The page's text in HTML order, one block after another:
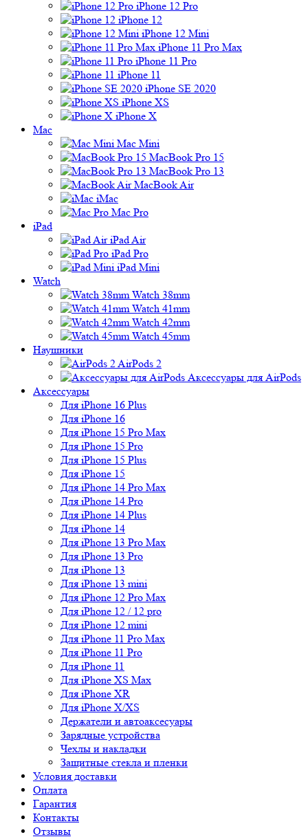
iPhone 12 Pro
iPhone 12
iPhone 12 Mini
iPhone 11 Pro Max
iPhone 11 Pro
iPhone 11
iPhone SE 2020
iPhone XS
iPhone X
Mac
Mac Mini
MacBook Pro 15
MacBook Pro 13
MacBook Air
iMac
Mac Pro
iPad
iPad Air
iPad Pro
iPad Mini
Watch
Watch 38mm
Watch 41mm
Watch 42mm
Watch 45mm
Наушники
AirPods 2
Аксессуары для AirPods
Аксессуары
Для iPhone 16 Plus
Для iPhone 16
Для iPhone 15 Pro Max
Для iPhone 15 Pro
Для iPhone 15 Plus
Для iPhone 15
Для iPhone 14 Pro Max
Для iPhone 14 Pro
Для iPhone 14 Plus
Для iPhone 14
Для iPhone 13 Pro Max
Для iPhone 13 Pro
Для iPhone 13
Для iPhone 13 mini
Для iPhone 12 Pro Max
Для iPhone 12 / 12 pro
Для iPhone 12 mini
Для iPhone 11 Pro Max
Для iPhone 11 Pro
Для iPhone 11
Для iPhone XS Max
Для iPhone XR
Для iPhone X/XS
Держатели и автоаксесуары
Зарядные устройства
Чехлы и накладки
Защитные стекла и пленки
Условия доставки
Оплата
Гарантия
Контакты
Отзывы